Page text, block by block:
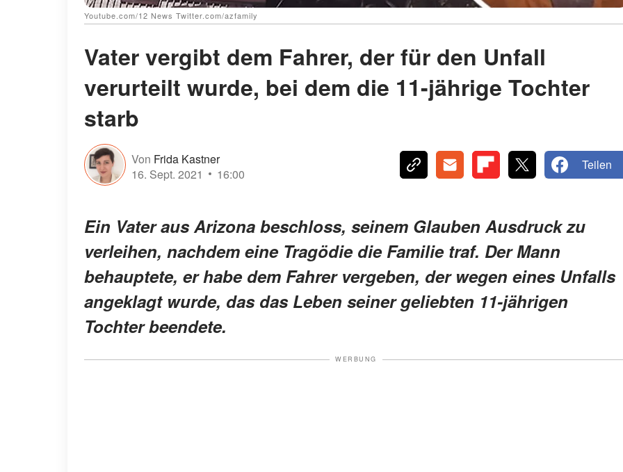
Youtube.com/12 News Twitter.com/azfamily
Vater vergibt dem Fahrer, der für den Unfall
verurteilt wurde, bei dem die 11-jährige Tochter
starb
Von Frida Kastner
16. Sept. 2021
16:00
Teilen
Ein Vater aus Arizona beschloss, seinem Glauben Ausdruck zu
verleihen, nachdem eine Tragödie die Familie traf. Der Mann
behauptete, er habe dem Fahrer vergeben, der wegen eines Unfalls
angeklagt wurde, das das Leben seiner geliebten 11-jährigen
Tochter beendete.
WERBUNG